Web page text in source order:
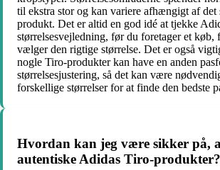
til ekstra stor og kan variere afhængigt af det
produkt. Det er altid en god idé at tjekke
størrelsesvejledning, før du foretager et køb,
vælger den rigtige størrelse. Det er også
nogle Tiro-produkter kan have en anden
størrelsesjustering, så det kan være
forskellige størrelser for at finde den bedste
Hvordan kan jeg være sikker på,
autentiske Adidas Tiro-produkter?